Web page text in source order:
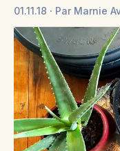
01.11.18 Par Marnie